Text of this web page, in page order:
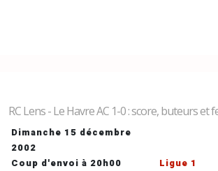
RC Lens - Le Havre AC 1-0 : score, buteurs et
Dimanche 15 décembre
2002
Coup d'envoi à 20h00
Ligue 1